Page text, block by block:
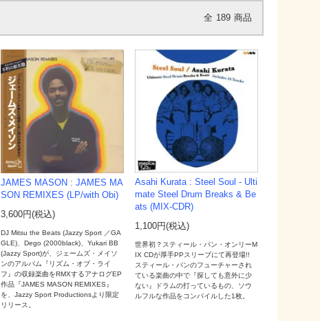
全 189 商品
JAMES MASON : JAMES MA
SON REMIXES (LP/with Obi)
3,600円(税込)
DJ Mitsu the Beats (Jazzy Sport ／GA
GLE)、Dego (2000black)、Yukari BB
(Jazzy Sport)が、ジェームズ・メイソ
ンのアルバム『リズム・オブ・ライ
フ』の収録楽曲をRMXするアナログEP
作品『JAMES MASON REMIXES』
を、Jazzy Sport Productionsより限定
リリース。
Asahi Kurata : Steel Soul - Ulti
mate Steel Drum Breaks & Be
ats (MIX-CDR)
1,100円(税込)
世界初？スティール・パン・オンリーM
IX CDが厚手PPスリーブにて再登場!!
スティール・パンのフューチャーされ
ている楽曲の中で『探しても意外に少
ない』ドラムの打っているもの、ソウ
ルフルな作品をコンパイルした1枚。